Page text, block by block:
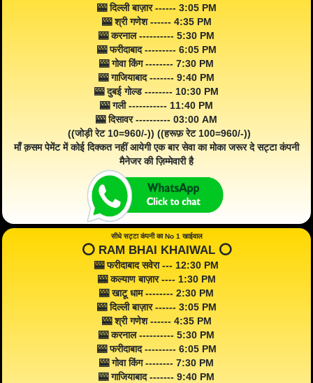
🎰 दिल्ली बाज़ार ------ 3:05 PM
🎰 श्री गणेश ------ 4:35 PM
🎰 करनाल ---------- 5:30 PM
🎰 फरीदाबाद --------- 6:05 PM
🎰 गोवा किंग -------- 7:30 PM
🎰 गाजियाबाद ------- 9:40 PM
🎰 दुबई गोल्ड -------- 10:30 PM
🎰 गली ----------- 11:40 PM
🎰 दिसावर ---------- 03:00 AM
((जोड़ी रेट 10=960/-)) ((हरूफ़ रेट 100=960/-))
माँ क़सम पेमेंट में कोई दिक्कत नहीं आयेगी एक बार सेवा का मोका जरूर दे सट्टा कंपनी
मैनेजर की ज़िम्मेवारी है
सीधे सट्टा कंपनी का No 1 खाईवाल
⭕️ RAM BHAI KHAIWAL ⭕️
🎰 फरीदाबाद सवेरा --- 12:30 PM
🎰 कल्याण बाज़ार ---- 1:30 PM
🎰 खाटू धाम -------- 2:30 PM
🎰 दिल्ली बाज़ार ------ 3:05 PM
🎰 श्री गणेश ------ 4:35 PM
🎰 करनाल ---------- 5:30 PM
🎰 फरीदाबाद --------- 6:05 PM
🎰 गोवा किंग -------- 7:30 PM
🎰 गाजियाबाद ------- 9:40 PM